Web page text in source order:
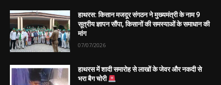
हाथरस: किसान मजदूर संगठन ने मुख्यमंत्री के नाम 9
सूत्रीय ज्ञापन सौंपा, किसानों की समस्याओं के समाधान की
मांग
07/07/2026
हाथरस में शादी समारोह से लाखों के जेवर और नकदी से
भरा बैग चोरी